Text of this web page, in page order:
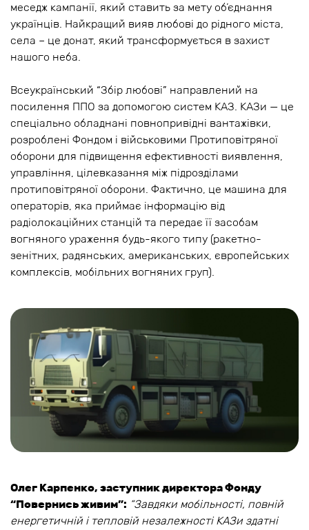
меседж кампанії, який ставить за мету об’єднання
українців. Найкращий вияв любові до рідного міста,
села – це донат, який трансформується в захист
нашого неба.
Всеукраїнський “Збір любові” направлений на
посилення ППО за допомогою систем КАЗ. КАЗи — це
спеціально обладнані повнопривідні вантажівки,
розроблені Фондом і військовими Протиповітряної
оборони для підвищення ефективності виявлення,
управління, цілевказання між підрозділами
протиповітряної оборони. Фактично, це машина для
операторів, яка приймає інформацію від
радіолокаційних станцій та передає її засобам
вогняного ураження будь-якого типу (ракетно-
зенітних, радянських, американських, європейських
комплексів, мобільних вогняних груп).
Олег Карпенко, заступник директора Фонду
“Повернись живим”: “Завдяки мобільності, повній
енергетичній і тепловій незалежності КАЗи здатні